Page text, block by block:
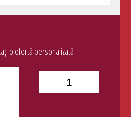
o ofertă personalizată